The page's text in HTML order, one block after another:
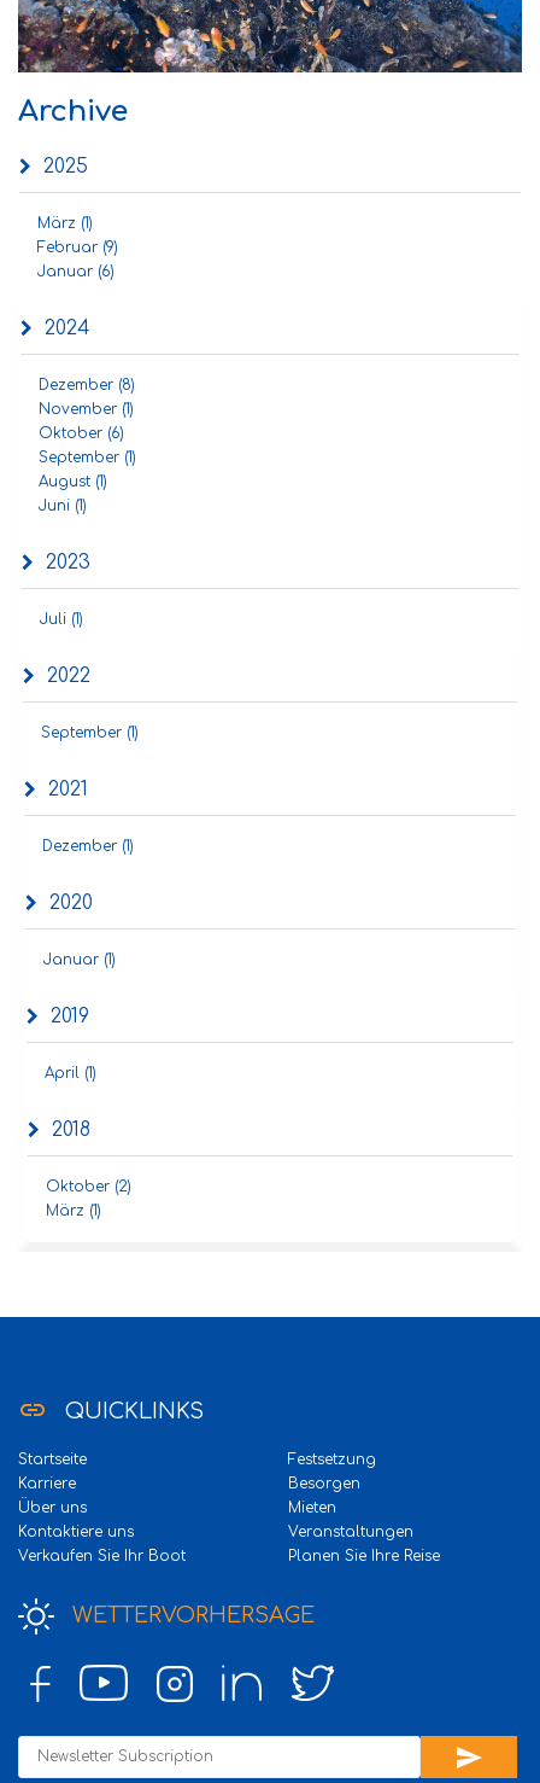
Archive
2025
März (1)
Februar (9)
Januar (6)
2024
Dezember (8)
November (1)
Oktober (6)
September (1)
August (1)
Juni (1)
2023
Juli (1)
2022
September (1)
2021
Dezember (1)
2020
Januar (1)
2019
April (1)
2018
Oktober (2)
März (1)
link QUICKLINKS
Startseite
Karriere
Über uns
Kontaktiere uns
Verkaufen Sie Ihr Boot
Festsetzung
Besorgen
Mieten
Veranstaltungen
Planen Sie Ihre Reise
WETTERVORHERSAGE
send